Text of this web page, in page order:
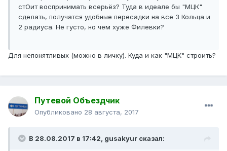
стОит воспринимать всерьёз? Туда в идеале бы "МЦК"
сделать, получатся удобные пересадки на все 3 Кольца и
2 радиуса. Не густо, но чем хуже Филевки?
Для непонятливых (можно в личку). Куда и как "МЦК" строить?
Путевой Объездчик
Опубликовано 28 августа, 2017
В 28.08.2017 в 17:42, gusakyur сказал: